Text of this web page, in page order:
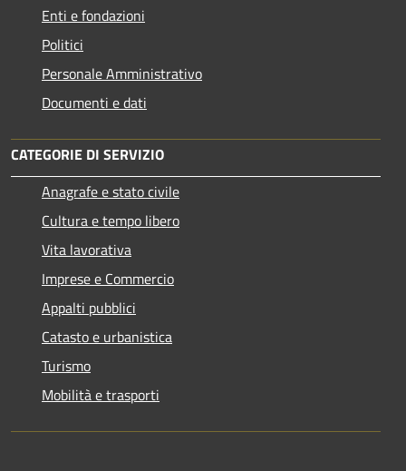
Enti e fondazioni
Politici
Personale Amministrativo
Documenti e dati
CATEGORIE DI SERVIZIO
Anagrafe e stato civile
Cultura e tempo libero
Vita lavorativa
Imprese e Commercio
Appalti pubblici
Catasto e urbanistica
Turismo
Mobilità e trasporti